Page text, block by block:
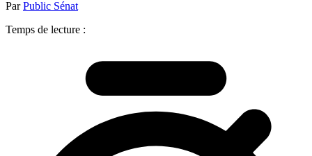
ParPublic Sénat
Temps de lecture :